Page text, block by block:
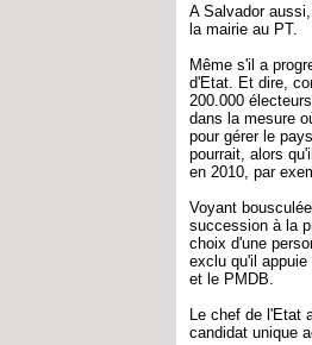
A Salvador
la mairie au PT.
Même s'il a
d'Etat. Et dire,
200.000
dans la mesure
pour gérer le
pourrait, alors
en 2010, par
Voyant
succession à la
choix d'une
exclu qu'il
et le PMDB.
Le chef de l'Etat
candidat unique